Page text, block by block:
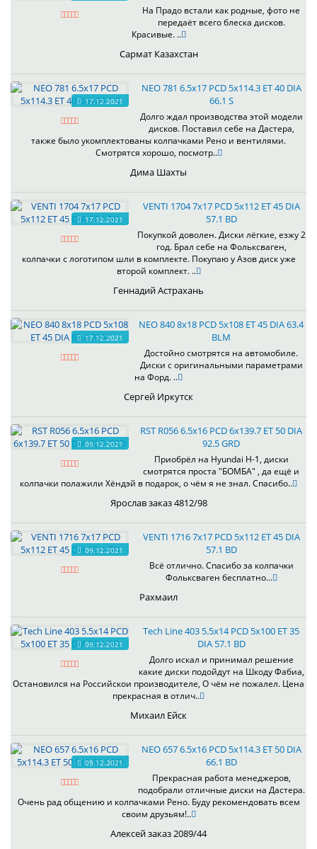
На Прадо встали как родные, фото не
передаёт всего блеска дисков.
Красивые. ..
Сармат Казахстан
17.12.2021
NEO 781 6.5x17 PCD 5x114.3 ET 40 DIA
66.1 S
Долго ждал производства этой модели
дисков. Поставил себе на Дастера,
также было укомплектованы колпачками Рено и вентилями.
Смотрятся хорошо, посмотр..
Дима Шахты
17.12.2021
VENTI 1704 7x17 PCD 5x112 ET 45 DIA
57.1 BD
Покупкой доволен. Диски лёгкие, езжу 2
год. Брал себе на Фольксваген,
колпачки с логотипом шли в комплекте. Покупаю у Азов диск уже
второй комплект. ..
Геннадий Астрахань
17.12.2021
NEO 840 8x18 PCD 5x108 ET 45 DIA 63.4
BLM
Достойно смотрятся на автомобиле.
Диски с оригинальными параметрами
на Форд. ..
Сергей Иркутск
09.12.2021
RST R056 6.5x16 PCD 6x139.7 ET 50 DIA
92.5 GRD
Приобрёл на Hyundai H-1, диски
смотрятся проста "БОМБА" , да ещё и
колпачки полажили Хёндэй в подарок, о чём я не знал. Спасибо..
Ярослав заказ 4812/98
09.12.2021
VENTI 1716 7x17 PCD 5x112 ET 45 DIA
57.1 BD
Всё отлично. Спасибо за колпачки
Фольксваген бесплатно...
Рахмаил
09.12.2021
Tech Line 403 5.5x14 PCD 5x100 ET 35
DIA 57.1 BD
Долго искал и принимал решение
какие диски подойдут на Шкоду Фабиа,
Остановился на Российскои производителе, О чём не пожалел. Цена
прекрасная в отлич..
Михаил Ейск
09.12.2021
NEO 657 6.5x16 PCD 5x114.3 ET 50 DIA
66.1 BD
Прекрасная работа менеджеров,
подобрали отличные диски на Дастера.
Очень рад общению и колпачками Рено. Буду рекомендовать всем
своим друзьям!..
Алексей заказ 2089/44